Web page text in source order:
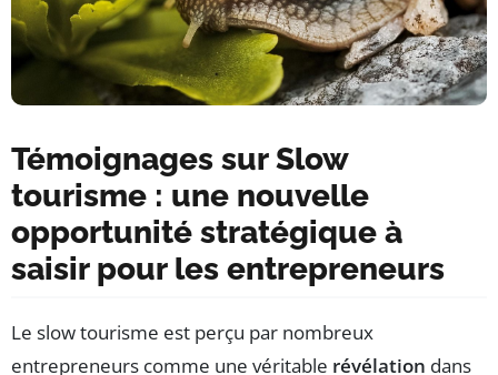
Témoignages sur Slow
tourisme : une nouvelle
opportunité stratégique à
saisir pour les entrepreneurs
Le slow tourisme est perçu par nombreux
entrepreneurs comme une véritable révélation dans